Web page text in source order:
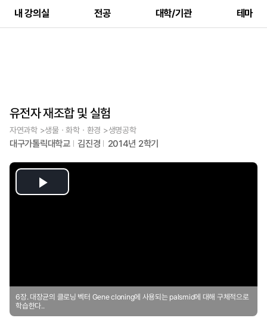
내 강의실 전공 대학/기관 테마
유전자 재조합 및 실험
자연과학 >생물ㆍ화학ㆍ환경 >생명공학
대구가톨릭대학교 김진경 2014년 2학기
Play
6장. 대장균의 클로닝 벡터 Gene cloning에 사용되는 palsmid에 대해 구체적으로
학습한다..